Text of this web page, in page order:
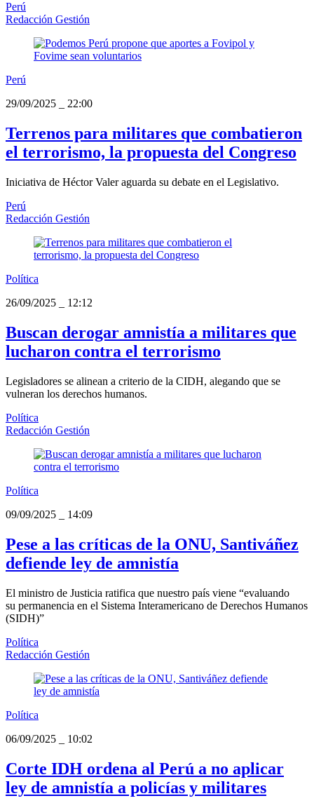
Perú
Redacción Gestión
Perú
29/09/2025
22:00
Terrenos para militares que combatieron
el terrorismo, la propuesta del Congreso
Iniciativa de Héctor Valer aguarda su debate en el Legislativo.
Perú
Redacción Gestión
Política
26/09/2025
12:12
Buscan derogar amnistía a militares que
lucharon contra el terrorismo
Legisladores se alinean a criterio de la CIDH, alegando que se
vulneran los derechos humanos.
Política
Redacción Gestión
Política
09/09/2025
14:09
Pese a las críticas de la ONU, Santiváñez
defiende ley de amnistía
El ministro de Justicia ratifica que nuestro país viene “evaluando
su permanencia en el Sistema Interamericano de Derechos Humanos
(SIDH)”
Política
Redacción Gestión
Política
06/09/2025
10:02
Corte IDH ordena al Perú a no aplicar
ley de amnistía a policías y militares